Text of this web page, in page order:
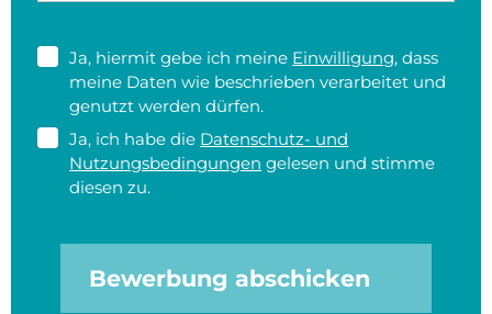
Ja, hiermit gebe ich meine Einwilligung, dass
meine Daten wie beschrieben verarbeitet und
genutzt werden dürfen.
Ja, ich habe die Datenschutz- und
Nutzungsbedingungen gelesen und stimme
diesen zu.
Bewerbung abschicken